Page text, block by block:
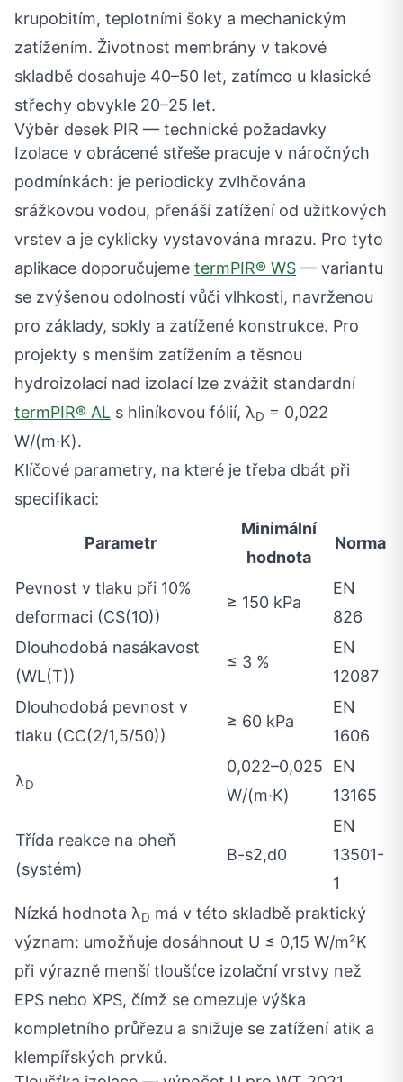
krupobitím, teplotními šoky a mechanickým
zatížením. Životnost membrány v takové
skladbě dosahuje 40–50 let, zatímco u klasické
střechy obvykle 20–25 let.
Výběr desek PIR — technické požadavky
Izolace v obrácené střeše pracuje v náročných
podmínkách: je periodicky zvlhčována
srážkovou vodou, přenáší zatížení od užitkových
vrstev a je cyklicky vystavována mrazu. Pro tyto
aplikace doporučujeme termPIR® WS — variantu
se zvýšenou odolností vůči vlhkosti, navrženou
pro základy, sokly a zatížené konstrukce. Pro
projekty s menším zatížením a těsnou
hydroizolací nad izolací lze zvážit standardní
termPIR® AL s hliníkovou fólií, λD = 0,022
W/(m·K).
Klíčové parametry, na které je třeba dbát při
specifikaci:
Parametr
Minimální
hodnota
Norma
Pevnost v tlaku při 10%
deformaci (CS(10))
≥ 150 kPa
EN
826
Dlouhodobá nasákavost
(WL(T))
≤ 3 %
EN
12087
Dlouhodobá pevnost v
tlaku (CC(2/1,5/50))
≥ 60 kPa
EN
1606
λD
0,022–0,025
W/(m·K)
EN
13165
Třída reakce na oheň
(systém)
B-s2,d0
EN
13501-
1
Nízká hodnota λD má v této skladbě praktický
význam: umožňuje dosáhnout U ≤ 0,15 W/m²K
při výrazně menší tloušťce izolační vrstvy než
EPS nebo XPS, čímž se omezuje výška
kompletního průřezu a snižuje se zatížení atik a
klempířských prvků.